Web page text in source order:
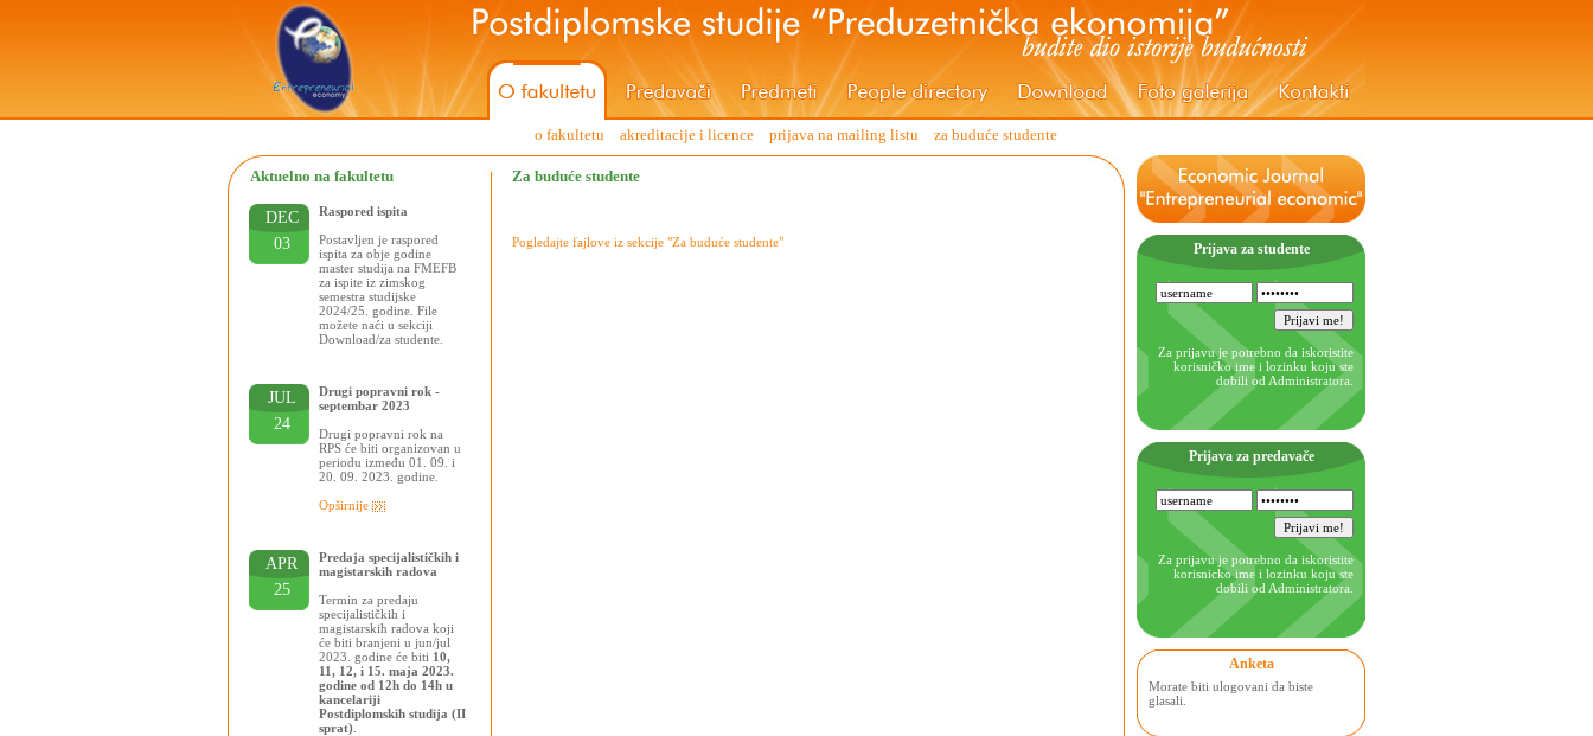
o fakultetu akreditacije i licence prijava na mailing listu za buduće studente
Aktuelno na fakultetu Za buduće studente
DEC
03
Raspored ispita
Postavljen je raspored
ispita za obje godine
master studija na FMEFB
za ispite iz zimskog
semestra studijske
2024/25. godine. File
možete naći u sekciji
Download/za studente.
JUL
24
Drugi popravni rok -
septembar 2023
Drugi popravni rok na
RPS će biti organizovan u
periodu između 01. 09. i
20. 09. 2023. godine.
Opširnije
APR
25
Predaja specijalističkih i
magistarskih radova
Termin za predaju
specijalističkih i
magistarskih radova koji
će biti branjeni u jun/jul
2023. godine će biti 10,
11, 12, i 15. maja 2023.
godine od 12h do 14h u
kancelariji
Postdiplomskih studija (II
sprat)
Pogledajte fajlove iz sekcije "Za buduće studente" Prijava za studente
Za prijavu je potrebno da iskoristite
korisničko ime i lozinku koju ste
dobili od Administratora.
Prijava za predavače
Za prijavu je potrebno da iskoristite
korisnicko ime i lozinku koju ste
dobili od Administratora.
Anketa
Morate biti ulogovani da biste
glasali.